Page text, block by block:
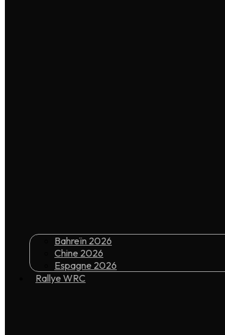
Bahreïn 2026
Chine 2026
Espagne 2026
Rallye WRC